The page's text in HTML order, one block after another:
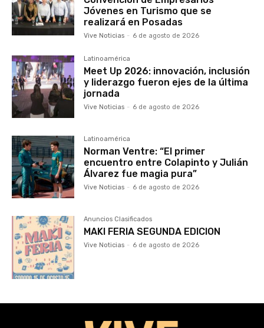
Jóvenes en Turismo que se
realizará en Posadas
Vive Noticias - 6 de agosto de 2026
Latinoamérica
Meet Up 2026: innovación, inclusión
y liderazgo fueron ejes de la última
jornada
Vive Noticias - 6 de agosto de 2026
Latinoamérica
Norman Ventre: “El primer
encuentro entre Colapinto y Julián
Álvarez fue magia pura”
Vive Noticias - 6 de agosto de 2026
Anuncios Clasificados
MAKI FERIA SEGUNDA EDICION
Vive Noticias - 6 de agosto de 2026